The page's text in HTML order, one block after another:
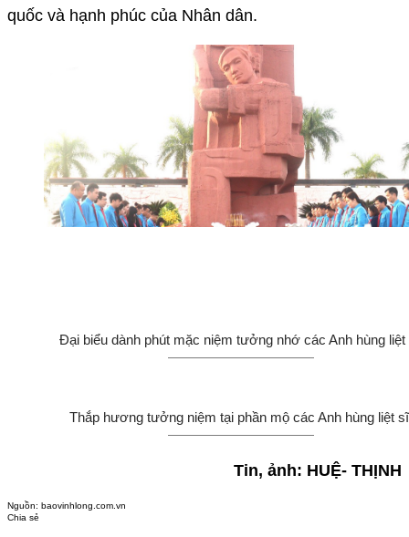
quốc và hạnh phúc của Nhân dân.
Đại biểu dành phút mặc niệm tưởng nhớ các Anh hùng liệt
Thắp hương tưởng niệm tại phần mộ các Anh hùng liệt
Tin, ảnh: HUỆ- THỊNH
Nguồn: baovinhlong.com.vn
Chia sẻ